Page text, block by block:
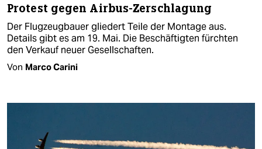
Protest gegen Airbus-Zerschlagung
Der Flugzeugbauer gliedert Teile der Montage aus.
Details gibt es am 19. Mai. Die Beschäftigten fürchten
den Verkauf neuer Gesellschaften.
Von Marco Carini